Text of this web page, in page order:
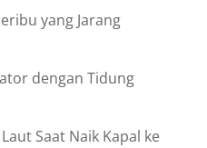
yang Jarang
dengan Tidung
Saat Naik Kapal ke